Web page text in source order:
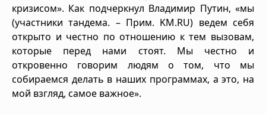
кризисом». Как подчеркнул Владимир Путин, «мы
(участники тандема. – Прим. KM.RU) ведем себя
открыто и честно по отношению к тем вызовам,
которые перед нами стоят. Мы честно и
откровенно говорим людям о том, что мы
собираемся делать в наших программах, а это, на
мой взгляд, самое важное».